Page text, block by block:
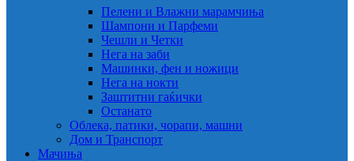
Пелени и Влажни марамчиња
Шампони и Парфеми
Чешли и Четки
Нега на заби
Машинки, фен и ножици
Нега на нокти
Заштитни гаќички
Останато
Облека, патики, чорапи, машни
Дом и Транспорт
Мачиња